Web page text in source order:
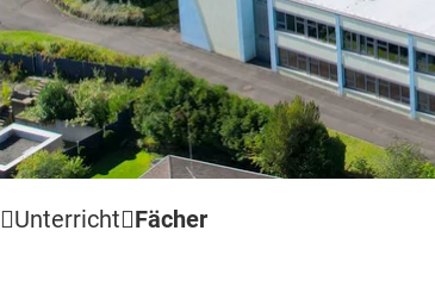
Unterricht Fächer